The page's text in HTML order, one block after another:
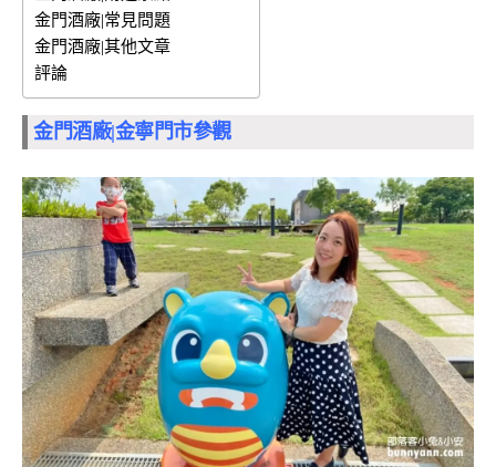
金門酒廠|常見問題
金門酒廠|其他文章
評論
金門酒廠|金寧門市參觀